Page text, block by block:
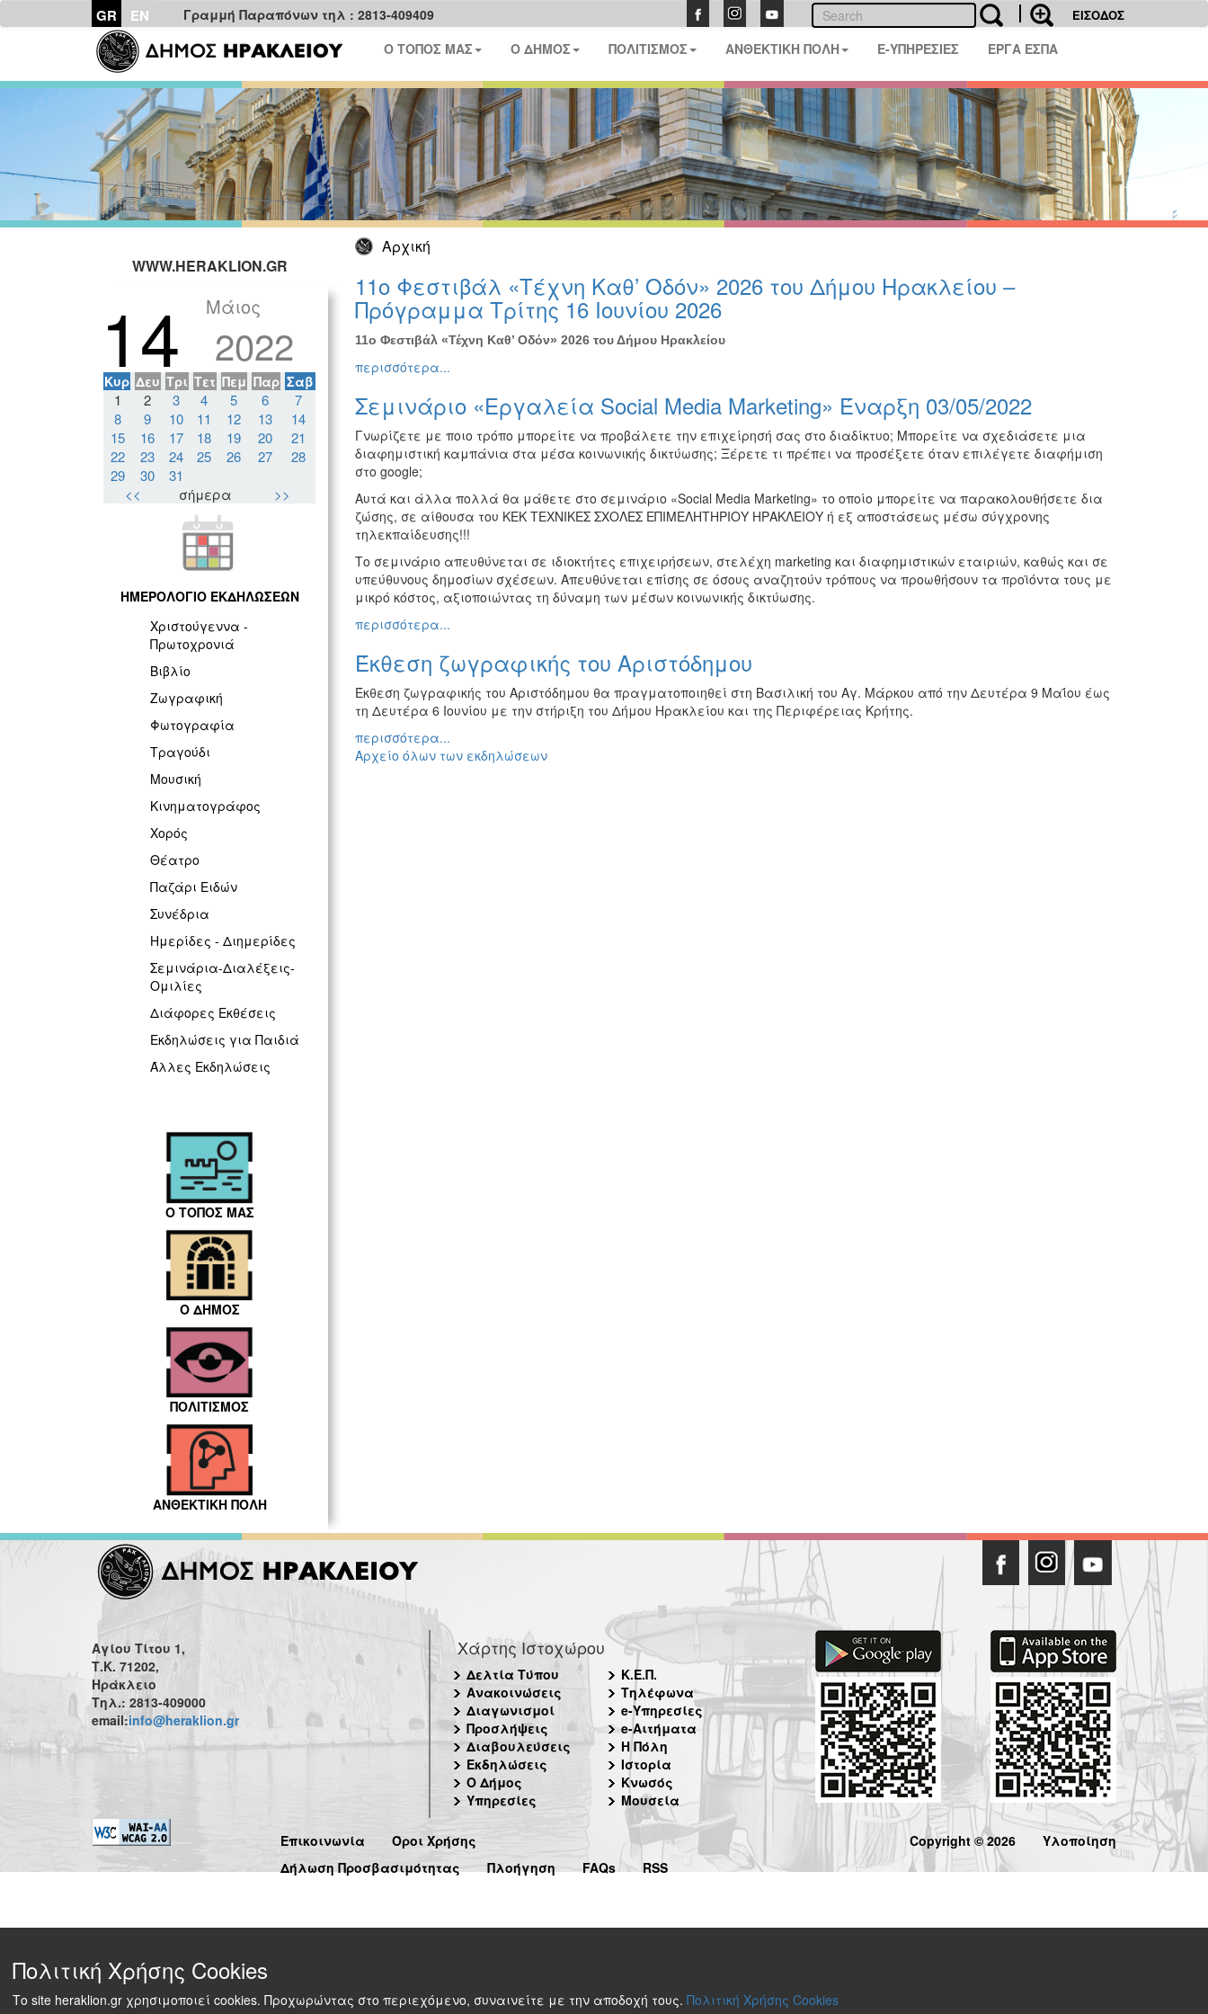
GR EN Γραμμή Παραπόνων τηλ : 2813-409409 ΕΙΣΟΔΟΣ
Ο ΤΟΠΟΣ ΜΑΣ Ο ΔΗΜΟΣ ΠΟΛΙΤΙΣΜΟΣ ΑΝΘΕΚΤΙΚΗ ΠΟΛΗ E-ΥΠΗΡΕΣΙΕΣ ΕΡΓΑ ΕΣΠΑ
Αρχική
WWW.HERAKLION.GR
14 Μάιος
2022
Κυρ Δευ Τρι Τετ Πεμ Παρ Σαβ
1 2 3 4 5 6
7
8
9 10 11 12 13
14
15
16 17 18 19 20
21
22
23 24 25 26 27
28
29
30
31
<<
σήμερα >>
ΗΜΕΡΟΛΟΓΙΟ ΕΚΔΗΛΩΣΕΩΝ
Χριστούγεννα -
Πρωτοχρονιά
Βιβλίο
Ζωγραφική
Φωτογραφία
Τραγούδι
Μουσική
Κινηματογράφος
Χορός
Θέατρο
Παζάρι Ειδών
Συνέδρια
Ημερίδες - Διημερίδες
Σεμινάρια-Διαλέξεις-
Ομιλίες
Διάφορες Εκθέσεις
Εκδηλώσεις για Παιδιά
Άλλες Εκδηλώσεις
Ο ΤΟΠΟΣ ΜΑΣ
Ο ΔΗΜΟΣ
ΠΟΛΙΤΙΣΜΟΣ
ΑΝΘΕΚΤΙΚΗ ΠΟΛΗ
11ο Φεστιβάλ «Τέχνη Καθ’ Οδόν» 2026 του Δήμου Ηρακλείου –
Πρόγραμμα Τρίτης 16 Ιουνίου 2026
11ο Φεστιβάλ «Τέχνη Καθ’ Οδόν» 2026 του Δήμου Ηρακλείου
περισσότερα...
Σεμινάριο «Εργαλεία Social Media Marketing» Έναρξη 03/05/2022
Γνωρίζετε με ποιο τρόπο μπορείτε να προβάλετε την επιχείρησή σας στο διαδίκτυο; Μπορείτε να σχεδιάσετε μια
διαφημιστική καμπάνια στα μέσα κοινωνικής δικτύωσης; Ξέρετε τι πρέπει να προσέξετε όταν επιλέγετε διαφήμιση
στο google;
Αυτά και άλλα πολλά θα μάθετε στο σεμινάριο «Social Media Marketing» το οποίο μπορείτε να παρακολουθήσετε δια
ζώσης, σε αίθουσα του ΚΕΚ ΤΕΧΝΙΚΕΣ ΣΧΟΛΕΣ ΕΠΙΜΕΛΗΤΗΡΙΟΥ ΗΡΑΚΛΕΙΟΥ ή εξ αποστάσεως μέσω σύγχρονης
τηλεκπαίδευσης!!!
Το σεμινάριο απευθύνεται σε ιδιοκτήτες επιχειρήσεων, στελέχη marketing και διαφημιστικών εταιριών, καθώς και σε
υπεύθυνους δημοσίων σχέσεων. Απευθύνεται επίσης σε όσους αναζητούν τρόπους να προωθήσουν τα προϊόντα τους με
μικρό κόστος, αξιοποιώντας τη δύναμη των μέσων κοινωνικής δικτύωσης.
περισσότερα...
Έκθεση ζωγραφικής του Αριστόδημου
Έκθεση ζωγραφικής του Αριστόδημου θα πραγματοποιηθεί στη Βασιλική του Αγ. Μάρκου από την Δευτέρα 9 Μαΐου έως
τη Δευτέρα 6 Ιουνίου με την στήριξη του Δήμου Ηρακλείου και της Περιφέρειας Κρήτης.
περισσότερα...
Αρχείο όλων των εκδηλώσεων
Αγίου Τίτου 1,
Τ.Κ. 71202,
Ηράκλειο
Τηλ.: 2813-409000
email:info@heraklion.gr
Χάρτης Ιστοχώρου
Δελτία Τύπου
Ανακοινώσεις
Διαγωνισμοί
Προσλήψεις
Διαβουλεύσεις
Εκδηλώσεις
Ο Δήμος
Υπηρεσίες
Κ.Ε.Π.
Τηλέφωνα
e-Υπηρεσίες
e-Αιτήματα
Η Πόλη
Ιστορία
Κνωσός
Μουσεία
Επικοινωνία
Όροι Χρήσης
Δήλωση Προσβασιμότητας
Πλοήγηση FAQs RSS
Copyright © 2026 Υλοποίηση
Πολιτική Χρήσης Cookies
Το site heraklion.gr χρησιμοποιεί cookies. Προχωρώντας στο περιεχόμενο, συναινείτε με την αποδοχή τους. Πολιτική Χρήσης Cookies